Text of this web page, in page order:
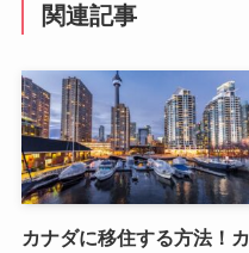
関連記事
カナダに移住する方法！カ